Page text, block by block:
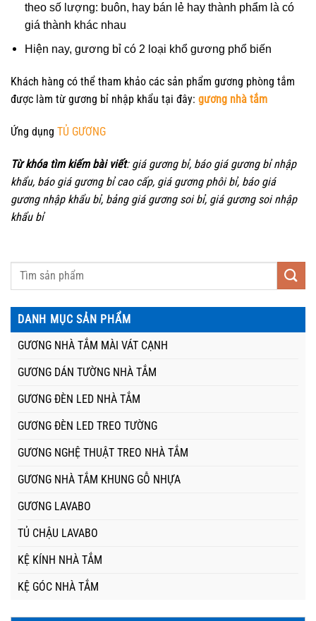
theo số lượng: buôn, hay bán lẻ hay thành phẩm là có
giá thành khác nhau
Hiện nay, gương bỉ có 2 loại khổ gương phổ biến
Khách hàng có thể tham khảo các sản phẩm gương phòng tắm
được làm từ gương bỉ nhập khẩu tại đây: gương nhà tắm
Ứng dụng TỦ GƯƠNG
Từ khóa tìm kiếm bài viết: giá gương bỉ, báo giá gương bỉ nhập
khẩu, báo giá gương bỉ cao cấp, giá gương phôi bỉ, báo giá
gương nhập khẩu bỉ, bảng giá gương soi bỉ, giá gương soi nhập
khẩu bỉ
DANH MỤC SẢN PHẨM
GƯƠNG NHÀ TẮM MÀI VÁT CẠNH
GƯƠNG DÁN TƯỜNG NHÀ TẮM
GƯƠNG ĐÈN LED NHÀ TẮM
GƯƠNG ĐÈN LED TREO TƯỜNG
GƯƠNG NGHỆ THUẬT TREO NHÀ TẮM
GƯƠNG NHÀ TẮM KHUNG GỖ NHỰA
GƯƠNG LAVABO
TỦ CHẬU LAVABO
KỆ KÍNH NHÀ TẮM
KỆ GÓC NHÀ TẮM